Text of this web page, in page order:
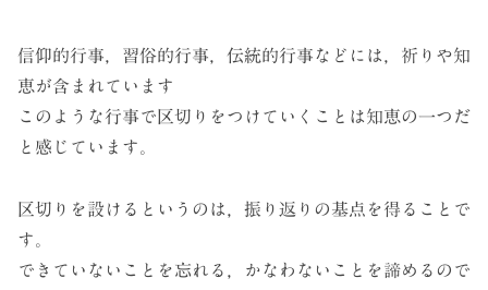
信仰的行事，習俗的行事，伝統的行事などには，祈りや知
恵が含まれています
このような行事で区切りをつけていくことは知恵の一つだ
と感じています。
区切りを設けるというのは，振り返りの基点を得ることで
す。
できていないことを忘れる，かなわないことを諦めるので